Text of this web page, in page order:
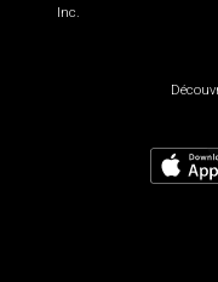
Inc.